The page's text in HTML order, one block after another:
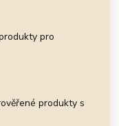
pro
produkty s